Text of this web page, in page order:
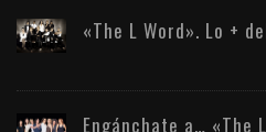
«The L Word». Lo +
Engánchate a… «The